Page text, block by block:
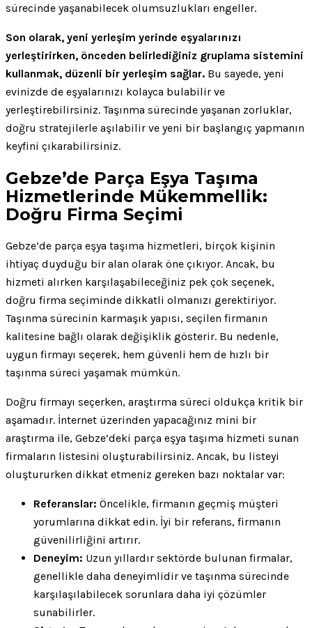
sürecinde yaşanabilecek olumsuzlukları engeller.
Son olarak, yeni yerleşim yerinde eşyalarınızı
yerleştirirken, önceden belirlediğiniz gruplama sistemini
kullanmak, düzenli bir yerleşim sağlar. Bu sayede, yeni
evinizde de eşyalarınızı kolayca bulabilir ve
yerleştirebilirsiniz. Taşınma sürecinde yaşanan zorluklar,
doğru stratejilerle aşılabilir ve yeni bir başlangıç yapmanın
keyfini çıkarabilirsiniz.
Gebze’de Parça Eşya Taşıma
Hizmetlerinde Mükemmellik:
Doğru Firma Seçimi
Gebze’de parça eşya taşıma hizmetleri, birçok kişinin
ihtiyaç duyduğu bir alan olarak öne çıkıyor. Ancak, bu
hizmeti alırken karşılaşabileceğiniz pek çok seçenek,
doğru firma seçiminde dikkatli olmanızı gerektiriyor.
Taşınma sürecinin karmaşık yapısı, seçilen firmanın
kalitesine bağlı olarak değişiklik gösterir. Bu nedenle,
uygun firmayı seçerek, hem güvenli hem de hızlı bir
taşınma süreci yaşamak mümkün.
Doğru firmayı seçerken, araştırma süreci oldukça kritik bir
aşamadır. İnternet üzerinden yapacağınız mini bir
araştırma ile, Gebze’deki parça eşya taşıma hizmeti sunan
firmaların listesini oluşturabilirsiniz. Ancak, bu listeyi
oluştururken dikkat etmeniz gereken bazı noktalar var:
Referanslar: Öncelikle, firmanın geçmiş müşteri
yorumlarına dikkat edin. İyi bir referans, firmanın
güvenilirliğini artırır.
Deneyim: Uzun yıllardır sektörde bulunan firmalar,
genellikle daha deneyimlidir ve taşınma sürecinde
karşılaşılabilecek sorunlara daha iyi çözümler
sunabilirler.